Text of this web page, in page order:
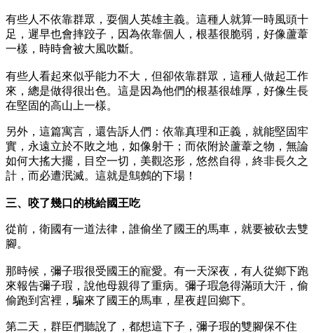
有些人不依靠群眾，耍個人英雄主義。這種人就算一時風頭十
足，遲早也會摔跤子，因為依靠個人，根基很脆弱，好像蘆葦
一樣，時時會被大風吹斷。
有些人看起來似乎能力不大，但卻依靠群眾，這種人做起工作
來，總是做得很出色。這是因為他們的根基很雄厚，好像生長
在堅固的高山上一樣。
另外，這篇寓言，還告訴人們：依靠真理和正義，就能堅固牢
實，永遠立於不敗之地，如像射干；而依附於蘆葦之物，無論
如何大搖大擺，目空一切，美觀恣形，悠然自得，終非長久之
計，而必遭泯滅。這就是鷦鷯的下場！
三、咬了幾口的桃給國王吃
從前，衛國有一道法律，誰偷坐了國王的馬車，就要被砍去雙
腳。
那時候，彌子瑕很受國王的寵愛。有一天深夜，有人從鄉下跑
來報告彌子瑕，說他母親得了重病。彌子瑕急得滿頭大汗，偷
偷跑到宮裡，騙來了國王的馬車，星夜趕回鄉下。
第二天，群臣們聽說了，都想這下子，彌子瑕的雙腳保不住